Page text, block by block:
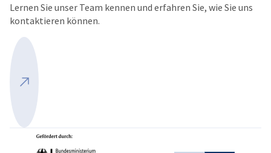
Lernen Sie unser Team kennen und erfahren Sie, wie Sie uns
kontaktieren können.
Mehr ansehen
Partner